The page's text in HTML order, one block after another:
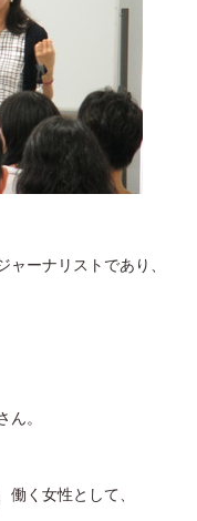
ーナリストであり、
。
く女性として、